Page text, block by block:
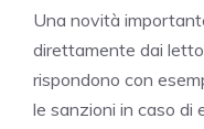
Una novità
direttamente dai
rispondono con
le sanzioni in caso di